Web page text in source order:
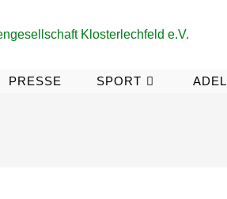
PRESSE SPORT ADEL